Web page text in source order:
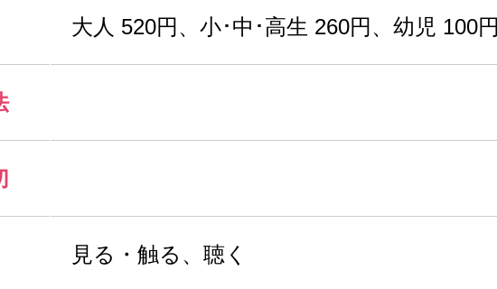
大人 520円、小･中･高生 260円、幼児 100円
見る・触る、聴く